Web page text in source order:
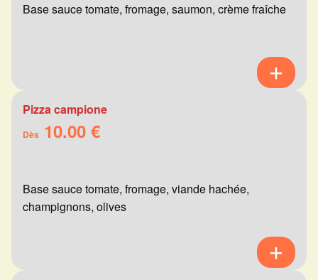
Base sauce tomate, fromage, saumon, crème fraîche
Pizza campione
Dès 10.00 €
Base sauce tomate, fromage, viande hachée,
champignons, olives